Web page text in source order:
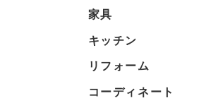
家具
キッチン
リフォーム
コーディネート